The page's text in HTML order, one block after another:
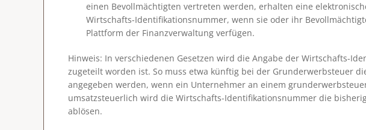
einen Bevollmächtigten vertreten werden, erhalten eine
Wirtschafts-Identifikationsnummer, wenn sie oder ihr
Plattform der Finanzverwaltung verfügen.
Hinweis: In verschiedenen Gesetzen wird die Angabe der Wirtschafts-
zugeteilt worden ist. So muss etwa künftig bei der Grunderwerbsteuer
angegeben werden, wenn ein Unternehmer an einem
umsatzsteuerlich wird die Wirtschafts-Identifikationsnummer die
ablösen.